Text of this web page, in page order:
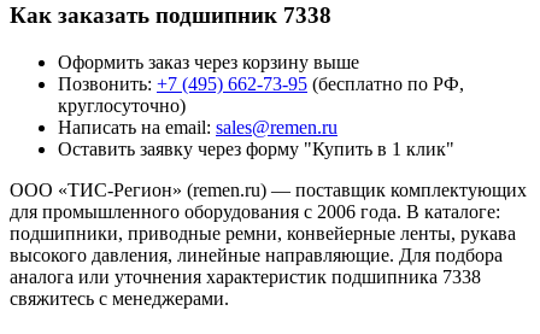
Как заказать подшипник 7338
Оформить заказ через корзину выше
Позвонить: +7 (495) 662-73-95 (бесплатно по РФ,
круглосуточно)
Написать на email: sales@remen.ru
Оставить заявку через форму "Купить в 1 клик"
ООО «ТИС-Регион» (remen.ru) — поставщик комплектующих
для промышленного оборудования с 2006 года. В каталоге:
подшипники, приводные ремни, конвейерные ленты, рукава
высокого давления, линейные направляющие. Для подбора
аналога или уточнения характеристик подшипника 7338
свяжитесь с менеджерами.